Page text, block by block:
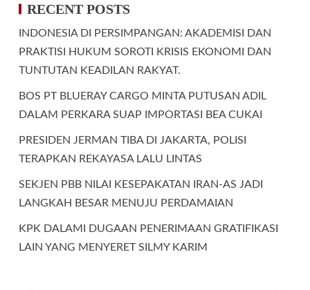
RECENT POSTS
INDONESIA DI PERSIMPANGAN: AKADEMISI DAN
PRAKTISI HUKUM SOROTI KRISIS EKONOMI DAN
TUNTUTAN KEADILAN RAKYAT.
BOS PT BLUERAY CARGO MINTA PUTUSAN ADIL
DALAM PERKARA SUAP IMPORTASI BEA CUKAI
PRESIDEN JERMAN TIBA DI JAKARTA, POLISI
TERAPKAN REKAYASA LALU LINTAS
SEKJEN PBB NILAI KESEPAKATAN IRAN-AS JADI
LANGKAH BESAR MENUJU PERDAMAIAN
KPK DALAMI DUGAAN PENERIMAAN GRATIFIKASI
LAIN YANG MENYERET SILMY KARIM